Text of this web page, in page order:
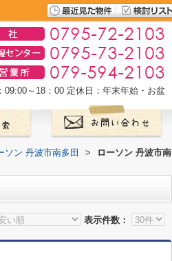
09:00～18：00 定休日：年末年始・お盆
ソン 丹波市南多田 >
ローソン 丹波市南
表示件数：